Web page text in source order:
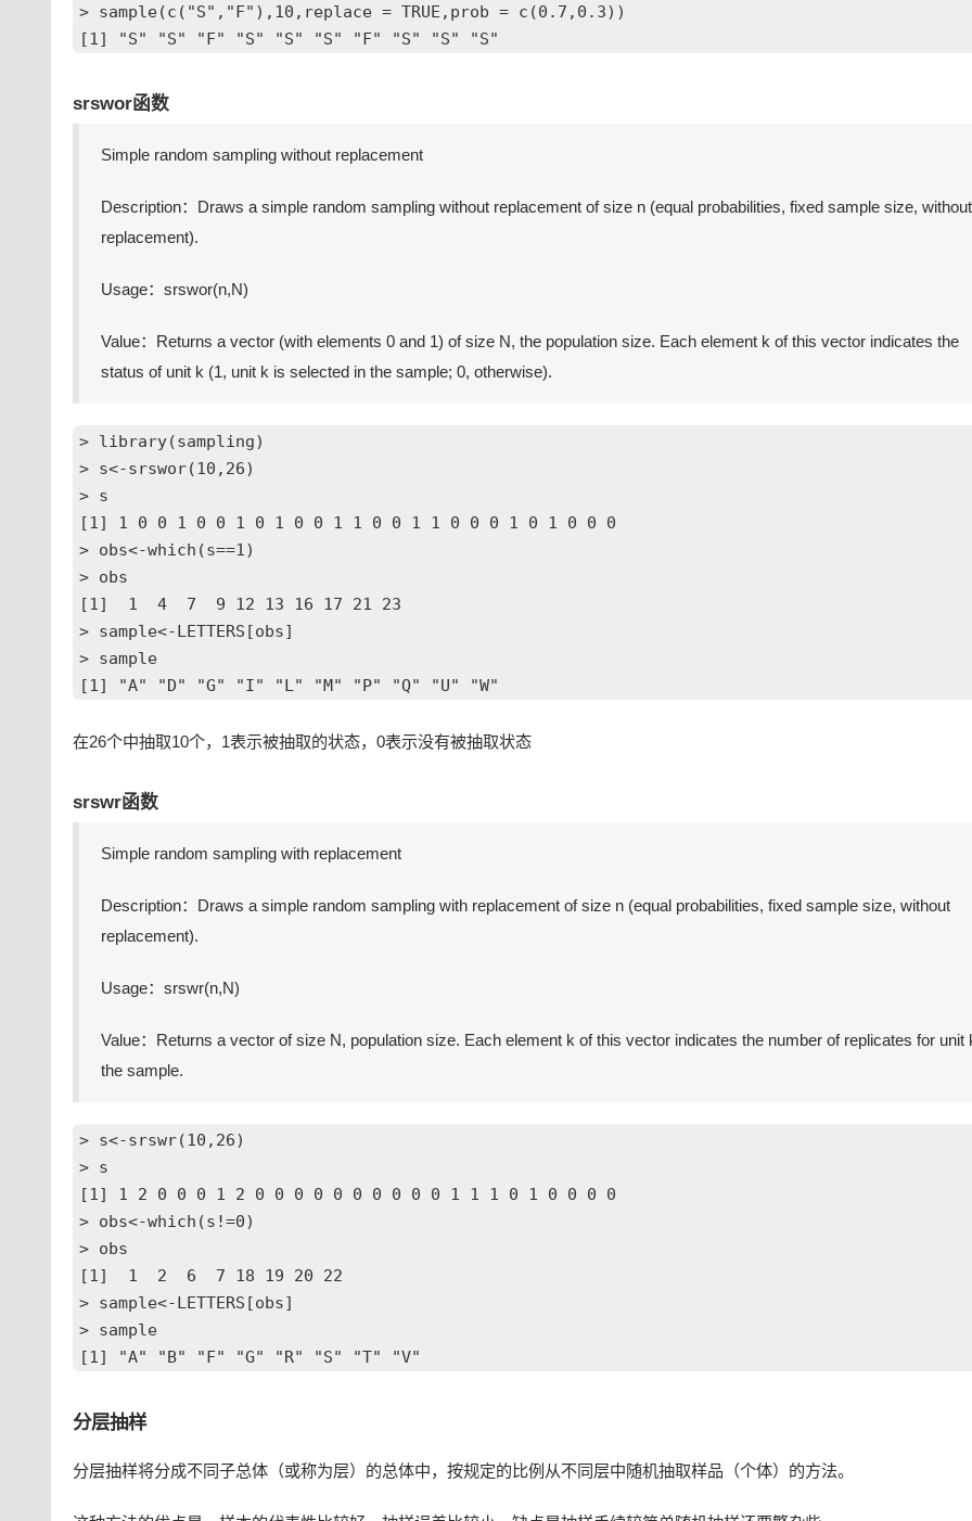
> sample(c("S","F"),10,replace = TRUE,prob = c(0.7,0.3))
srswor函数
Simple random sampling without replacement
Description：Draws a simple random sampling without replacement of size n (equal probabilities, fixed sample size, without
replacement).
Usage：srswor(n,N)
Value：Returns a vector (with elements 0 and 1) of size N, the population size. Each element k of this vector indicates the
status of unit k (1, unit k is selected in the sample; 0, otherwise).
> library(sampling)
> s<-srswor(10,26)
> s
[1] 1 0 0 1 0 0 1 0 1 0 0 1 1 0 0 1 1 0 0 0 1 0 1 0 0 0
> obs<-which(s==1)
> obs
[1]  1  4  7  9 12 13 16 17 21 23
> sample<-LETTERS[obs]
> sample
[1] "A" "D" "G" "I" "L" "M" "P" "Q" "U" "W"
在26个中抽取10个，1表示被抽取的状态，0表示没有被抽取状态
srswr函数
Simple random sampling with replacement
Description：Draws a simple random sampling with replacement of size n (equal probabilities, fixed sample size, without
replacement).
Usage：srswr(n,N)
Value：Returns a vector of size N, population size. Each element k of this vector indicates the number of replicates for unit
the sample.
> s<-srswr(10,26)
> s
[1] 1 2 0 0 0 1 2 0 0 0 0 0 0 0 0 0 0 1 1 1 0 1 0 0 0 0
> obs<-which(s!=0)
> obs
[1]  1  2  6  7 18 19 20 22
> sample<-LETTERS[obs]
> sample
[1] "A" "B" "F" "G" "R" "S" "T" "V"
分层抽样
分层抽样将分成不同子总体（或称为层）的总体中，按规定的比例从不同层中随机抽取样品（个体）的方法。